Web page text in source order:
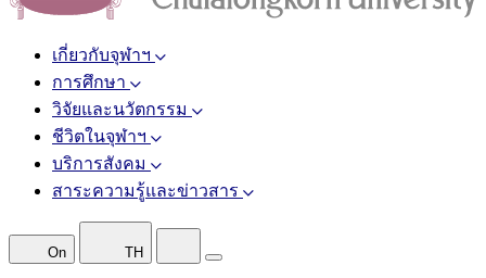
เกี่ยวกับจุฬาฯ
การศึกษา
วิจัยและนวัตกรรม
ชีวิตในจุฬาฯ
บริการสังคม
สาระความรู้และข่าวสาร
On TH